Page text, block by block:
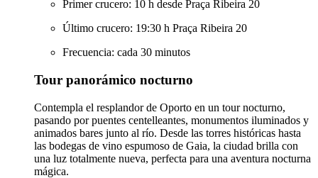
Primer crucero: 10 h desde Praça Ribeira 20
Último crucero: 19:30 h Praça Ribeira 20
Frecuencia: cada 30 minutos
Tour panorámico nocturno
Contempla el resplandor de Oporto en un tour nocturno,
pasando por puentes centelleantes, monumentos iluminados y
animados bares junto al río. Desde las torres históricas hasta
las bodegas de vino espumoso de Gaia, la ciudad brilla con
una luz totalmente nueva, perfecta para una aventura nocturna
mágica.